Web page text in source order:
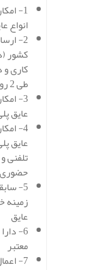
1-
انواع
2-
کشور
کاری
طی 2 روز کاری)
3-
عایق
4-
عایق
تلفنی
حضوری
زمینه
عایق
6-
معتبر
7-